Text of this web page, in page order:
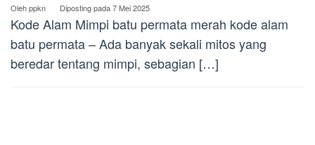
Olehppkn Diposting pada7 Mei 2025
Kode Alam Mimpi batu permata merah kode alam
batu permata – Ada banyak sekali mitos yang
beredar tentang mimpi, sebagian […]